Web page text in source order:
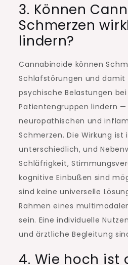
3. Können
Schmerzen
lindern?
Cannabinoide können
Schlafstörungen und damit
psychische Belastungen
Patientengruppen lindern —
neuropathischen und
Schmerzen. Die Wirkung ist
unterschiedlich, und
Schläfrigkeit,
kognitive Einbußen sind
sind keine universelle
Rahmen eines
sein. Eine individuelle
und ärztliche Begleitung
4. Wie hoch ist